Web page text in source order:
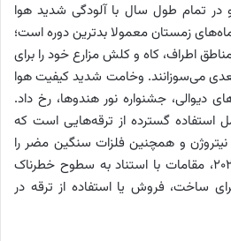
در تمام طول سال با آلودگی شدید هوا
زمستان معمولا بدترین دوره است؛
اطراف، کاه و کلش مزارع خود را برای
می‌سوزانند. وخامت شدید کیفیت هوا
دیوالی، جشنواره نور هندوها، رخ داد.
گسترده از ترقه‌هایی است که
و همچنین فلزات سنگین مضر را
در هوا آزاد می‌کنند. در سال۲۰۲۰، مقامات با استناد به سطوح خطرناک
ساخت، فروش یا استفاده از ترقه در